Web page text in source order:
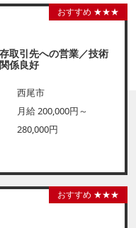
おすすめ ★★★
取引先への営業／技術
係良好
西尾市
月給 200,000円～
280,000円
おすすめ ★★★